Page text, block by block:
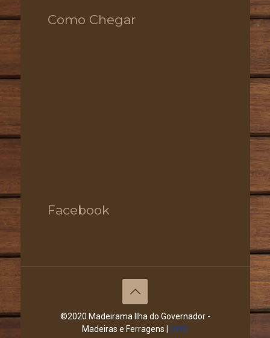
Como Chegar
Facebook
©2020 Madeirama Ilha do Governador -
Madeiras e Ferragens |
DWD